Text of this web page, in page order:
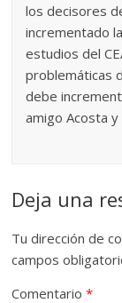
los decisores
incrementado
estudios del
problemáticas
debe
amigo Acosta
Deja una
Tu dirección de
campos
Comentario*